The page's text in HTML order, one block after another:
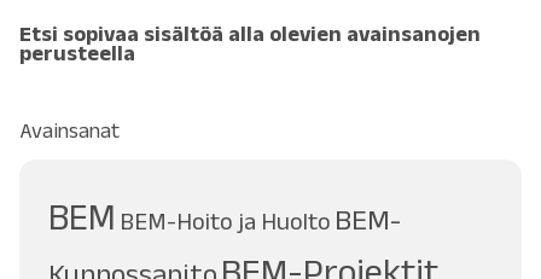
Etsi sopivaa sisältöä alla olevien avainsanojen
perusteella
Avainsanat
BEM BEM-Hoito ja Huolto BEM-
BEM-Projektit